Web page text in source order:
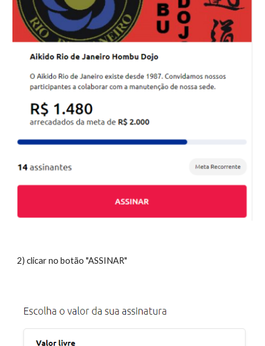
2) clicar no botão "ASSINAR"